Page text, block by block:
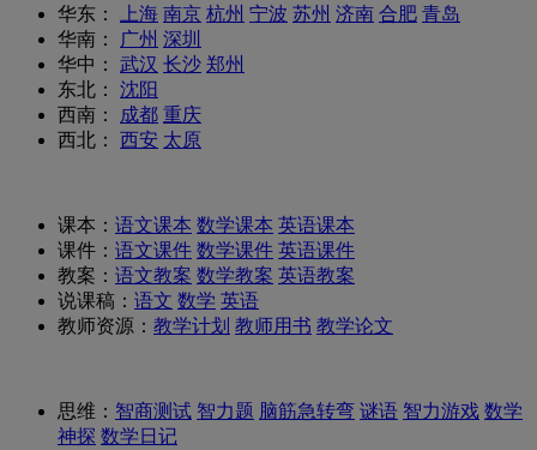
华东：
上海 南京 杭州 宁波 苏州 济南 合肥 青岛
华南：
广州 深圳
华中：
武汉 长沙 郑州
东北：
沈阳
西南：
成都 重庆
西北：
西安 太原
课本： 语文课本 数学课本 英语课本
课件： 语文课件 数学课件 英语课件
教案： 语文教案 数学教案 英语教案
说课稿： 语文 数学 英语
教师资源： 教学计划 教师用书 教学论文
思维： 智商测试 智力题 脑筋急转弯 谜语 智力游戏 数学
神探 数学日记